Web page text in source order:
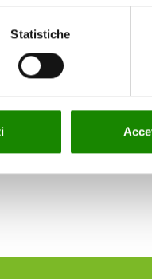
Statistiche
nelRegistro
del 25 Maggio